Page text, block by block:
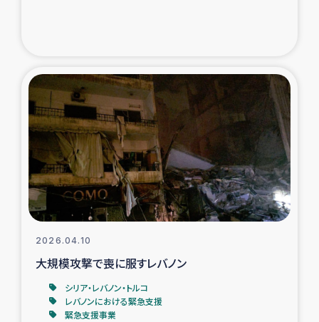
コーヒー生産者支援
アイナロ県マウベシ郡でのコーヒー畑改善事業
ベイルート大規模爆発被災者支援
女性の生計向上支援
アグロフォレストリー（カカオ）事業
2026.04.10
大規模攻撃で喪に服すレバノン
シリア・レバノン・トルコ
レバノンにおける緊急支援
緊急支援事業